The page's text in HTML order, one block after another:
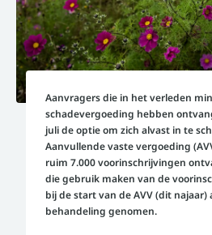
Aanvragers die in het verleden
schadevergoeding hebben
juli de optie om zich alvast in te
Aanvullende vaste vergoeding
ruim 7.000 voorinschrijvingen
die gebruik maken van de
bij de start van de AVV (dit najaar)
behandeling genomen.